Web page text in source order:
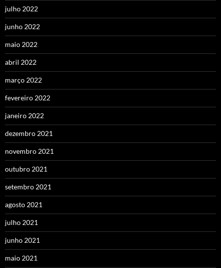
julho 2022
junho 2022
maio 2022
abril 2022
março 2022
fevereiro 2022
janeiro 2022
dezembro 2021
novembro 2021
outubro 2021
setembro 2021
agosto 2021
julho 2021
junho 2021
maio 2021